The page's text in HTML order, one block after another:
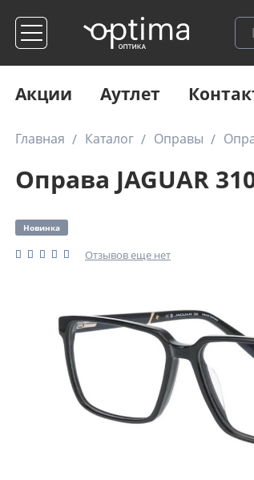
Акции Аутлет
Главная Каталог Оправы
Оправа JAGUAR
Новинка
Отзывов еще нет